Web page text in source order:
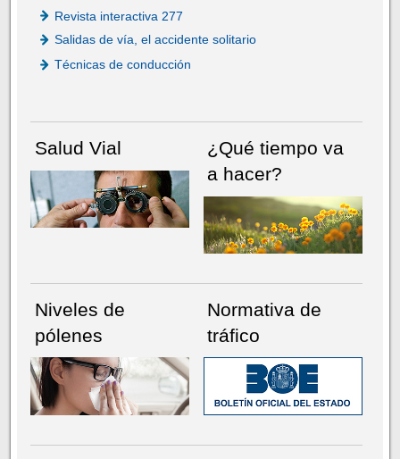
Revista interactiva 277
Salidas de vía, el accidente solitario
Técnicas de conducción
Salud Vial
¿Qué tiempo va
a hacer?
Niveles de
pólenes
Normativa de
tráfico